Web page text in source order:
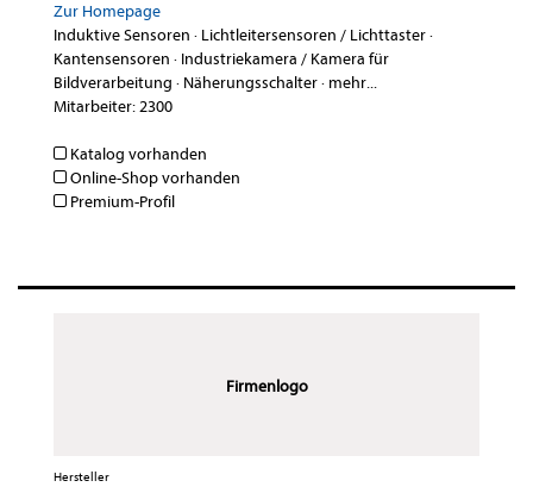
Zur Homepage
Induktive Sensoren · Lichtleitersensoren / Lichttaster·
Kantensensoren · Industriekamera / Kamera für
Bildverarbeitung · Näherungsschalter· mehr...
Mitarbeiter: 2300
Katalog vorhanden
Online-Shop vorhanden
Premium-Profil
Firmenlogo
Hersteller